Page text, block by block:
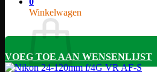
Winkelwagen
VOEG TOE AAN WENSENLIJST